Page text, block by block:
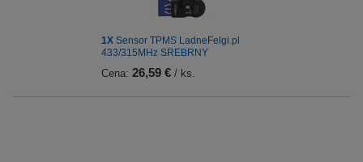
1X Sensor TPMS LadneFelgi.pl
433/315MHz SREBRNY
Cena: 26,59 €/ ks.